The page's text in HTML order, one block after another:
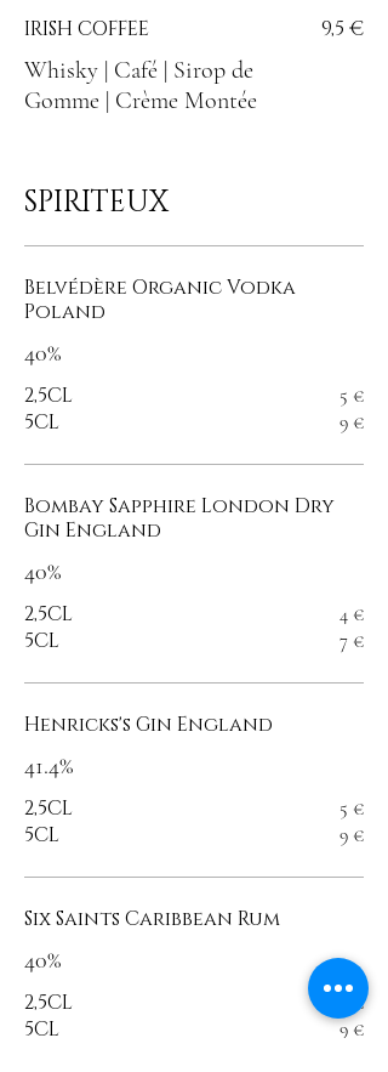
IRISH COFFEE
Whisky | Café | Sirop de
Gomme | Crème Montée
9,5 €
SPIRITEUX
Belvédère Organic Vodka
Poland
40%
2,5CL 5 €
5CL 9 €
Bombay Sapphire London Dry
Gin England
40%
2,5CL 4 €
5CL 7 €
Henricks's Gin England
41.4%
2,5CL 5 €
5CL 9 €
Six Saints Caribbean Rum
40%
2,5CL 5 €
5CL 9 €